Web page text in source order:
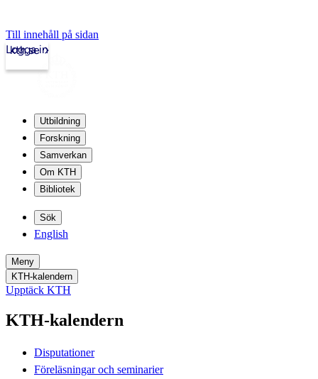
Till innehåll på sidan
kth.se
Logga in
Utbildning
Forskning
Samverkan
Om KTH
Bibliotek
Sök
English
Meny
KTH-kalendern
Upptäck KTH
KTH-kalendern
Disputationer
Föreläsningar och seminarier